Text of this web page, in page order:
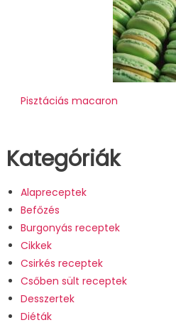
Pisztáciás macaron
Kategóriák
Alapreceptek
Befőzés
Burgonyás receptek
Cikkek
Csirkés receptek
Csőben sült receptek
Desszertek
Diéták